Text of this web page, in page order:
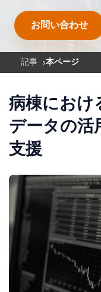
お問い合わせ
記事 ›本ページ
病棟におけ
データの活
支援